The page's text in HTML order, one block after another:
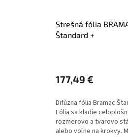
Strešná fólia
Štandard +
177,49 €
Difúzna fólia Bramac
Fólia sa kladie
rozmerovo a tvarovo
alebo voľne na krokvy.